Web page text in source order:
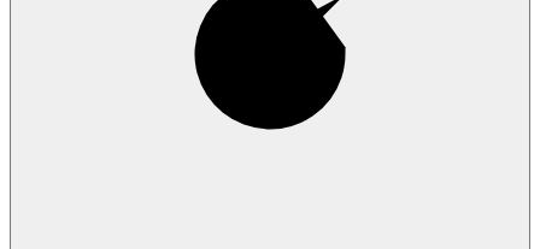
Mitsubishi Outlander PHEV